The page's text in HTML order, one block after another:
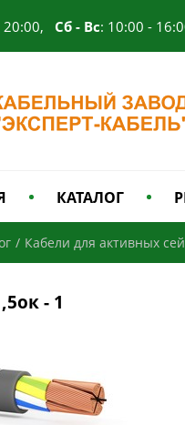
20:00, Сб - Вс: 10:00 -
КАТАЛОГ
/ Кабели для активных
- 1